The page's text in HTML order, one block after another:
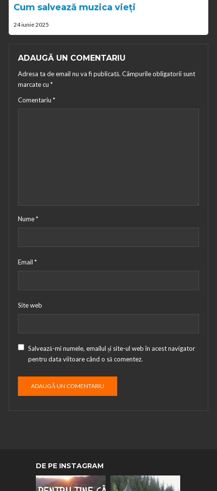
Cum salvează muzica vieți
24 iunie 2025
ADAUGĂ UN COMENTARIU
Adresa ta de email nu va fi publicată. Câmpurile obligatorii sunt
marcate cu *
Comentariu *
Nume*
Email *
Site web
Salvează-mi numele, emailul și site-ul web în acest navigator
pentru data viitoare când o să comentez.
DE PE INSTAGRAM